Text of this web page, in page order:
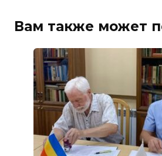
Вам также может